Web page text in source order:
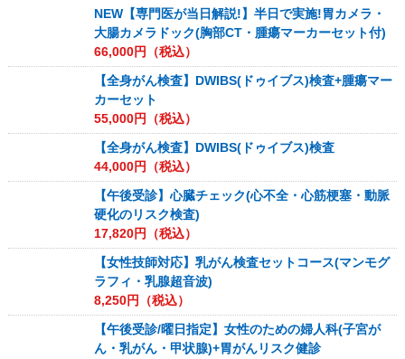
NEW【専門医が当日解説!】半日で実施!胃カメラ・
大腸カメラドック(胸部CT・腫瘍マーカーセット付)
66,000円（税込）
【全身がん検査】DWIBS(ドゥイブス)検査+腫瘍マー
カーセット
55,000円（税込）
【全身がん検査】DWIBS(ドゥイブス)検査
44,000円（税込）
【午後受診】心臓チェック(心不全・心筋梗塞・動脈
硬化のリスク検査)
17,820円（税込）
【女性技師対応】乳がん検査セットコース(マンモグ
ラフィ・乳腺超音波)
8,250円（税込）
【午後受診/曜日指定】女性のための婦人科(子宮が
ん・乳がん・甲状腺)+胃がんリスク健診